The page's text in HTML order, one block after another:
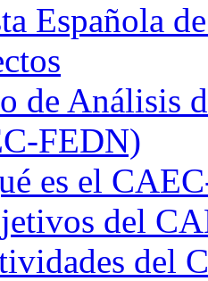
Española
de Análisis
FEDN)
es el
del
del